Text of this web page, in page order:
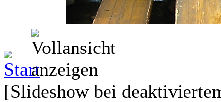
[Slideshow bei